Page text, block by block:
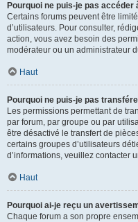
Pourquoi ne puis-je pas accéder
Certains forums peuvent être
d’utilisateurs. Pour consulter,
action, vous avez besoin des
modérateur ou un administrateur
Haut
Pourquoi ne puis-je pas
Les permissions permettant de
par forum, par groupe ou par
être désactivé le transfert de
certains groupes d’utilisateurs
d’informations, veuillez contacter
Haut
Pourquoi ai-je reçu un
Chaque forum a son propre